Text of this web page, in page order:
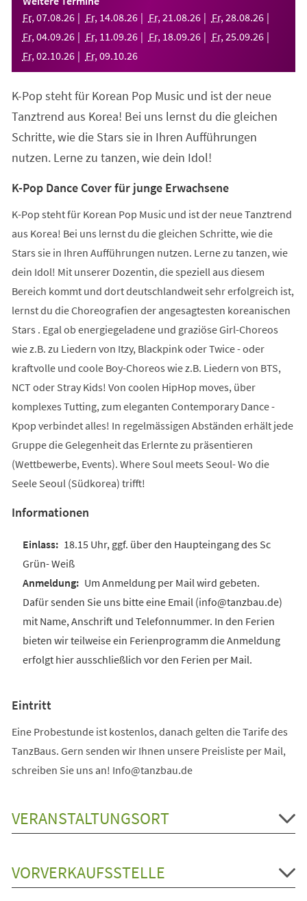
neuen
Tab)
Fr, 07.08.26 Fr, 14.08.26 Fr, 21 .08.26 Fr, 28.08.26
Fr, 04.09.26 Fr, 11 .09.26 Fr, 18.09.26 Fr, 25.09.26
Fr, 02.10.26 Fr, 09.10.26
K-Pop steht für Korean Pop Music und ist der neue
Tanztrend aus Korea! Bei uns lernst du die gleichen
Schritte, wie die Stars sie in Ihren Aufführungen
nutzen. Lerne zu tanzen, wie dein Idol!
K-Pop Dance Cover für junge Erwachsene
K-Pop steht für Korean Pop Music und ist der neue Tanztrend
aus Korea! Bei uns lernst du die gleichen Schritte, wie die
Stars sie in Ihren Aufführungen nutzen. Lerne zu tanzen, wie
dein Idol! Mit unserer Dozentin, die speziell aus diesem
Bereich kommt und dort deutschlandweit sehr erfolgreich ist,
lernst du die Choreografien der angesagtesten koreanischen
Stars . Egal ob energiegeladene und graziöse Girl-Choreos
wie z.B. zu Liedern von Itzy, Blackpink oder Twice - oder
kraftvolle und coole Boy-Choreos wie z.B. Liedern von BTS,
NCT oder Stray Kids! Von coolen HipHop moves, über
komplexes Tutting, zum eleganten Contemporary Dance -
Kpop verbindet alles! In regelmässigen Abständen erhält jede
Gruppe die Gelegenheit das Erlernte zu präsentieren
(Wettbewerbe, Events). Where Soul meets Seoul- Wo die
Seele Seoul (Südkorea) trifft!
Informationen
18.15 Uhr, ggf. über den Haupteingang des Sc
Grün- Weiß
Um Anmeldung per Mail wird gebeten.
Dafür senden Sie uns bitte eine Email (info@tanzbau.de)
mit Name, Anschrift und Telefonnummer. In den Ferien
bieten wir teilweise ein Ferienprogramm die Anmeldung
erfolgt hier ausschließlich vor den Ferien per Mail.
Eintritt
Eine Probestunde ist kostenlos, danach gelten die Tarife des
TanzBaus. Gern senden wir Ihnen unsere Preisliste per Mail,
schreiben Sie uns an! Info@tanzbau.de
VERANSTALTUNGSORT
VORVERKAUFSSTELLE